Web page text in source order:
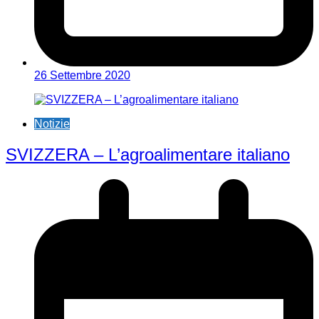
26 Settembre 2020
Notizie
SVIZZERA – L’agroalimentare italiano